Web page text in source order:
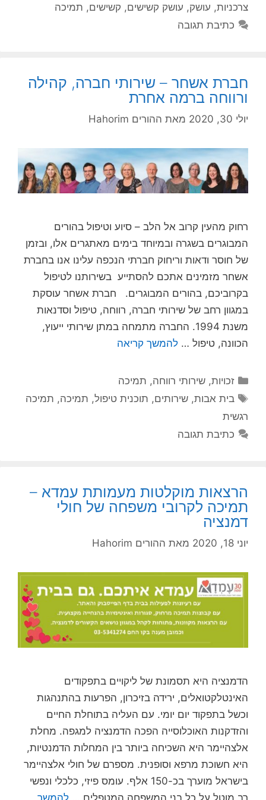
צרכניות, עושק, עושק קשישים, קשישים, תמיכה
כתיבת תגובה
חברת אשחר – שירותי חברה, קהילה
ורווחה ברמה אחרת
יולי 30, 2020 מאת ההורים Hahorim
רחוק מהעין קרוב אל הלב – סיוע וטיפול בהורים
המבוגרים בשגרה ובמיוחד בימים מאתגרים אלו, ובזמן
של חוסר ודאות וריחוק חברתי הנכפה עלינו אנו בחברת
אשחר מזמינים אתכם להסתייע בשירותנו לטיפול
בקרוביכם, בהורים המבוגרים. חברת אשחר עוסקת
במגוון רחב של שירותי חברה, רווחה, טיפול וסדנאות
משנת 1994. החברה מתמחה במתן שירותי ייעוץ,
הכוונה, טיפול … להמשך קריאה
קטגוריות
זכויות,שירותי רווחה, תמיכה
תגיות
בית אבות,שירותים, תוכנית טיפול, תמיכה, תמיכה
רגשית
כתיבת תגובה
הרצאות מוקלטות מעמותת עמדא –
תמיכה לקרובי משפחה של חולי
דמנציה
יוני 18, 2020 מאת ההורים Hahorim
הדמנציה היא תסמונת של ליקויים בתפקודים
האינטלקטואלים, ירידה בזיכרון, הפרעות בהתנהגות
וכשל בתפקוד יום יומי. עם העליה בתוחלת החיים
והזדקנות האוכלוסייה הפכה הדמנציה למגפה. מחלת
אלצהיימר היא השכיחה ביותר בין המחלות הדמנטיות,
היא חשוכת מרפא וסופנית. מספרם של חולי אלצהיימר
בישראל מוערך בכ-150 אלף. עומס פיזי, כלכלי ונפשי